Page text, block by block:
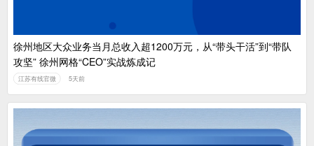
徐州地区大众业务当月总收入超1200万元，从“带头干活”到“带队
攻坚” 徐州网格“CEO”实战炼成记
江苏有线官微 5天前